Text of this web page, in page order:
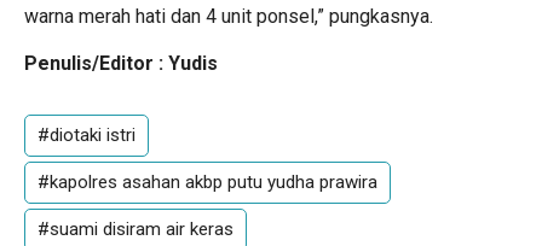
warna merah hati dan 4 unit ponsel,” pungkasnya.
Penulis/Editor : Yudis
#diotaki istri
#kapolres asahan akbp putu yudha prawira
#suami disiram air keras